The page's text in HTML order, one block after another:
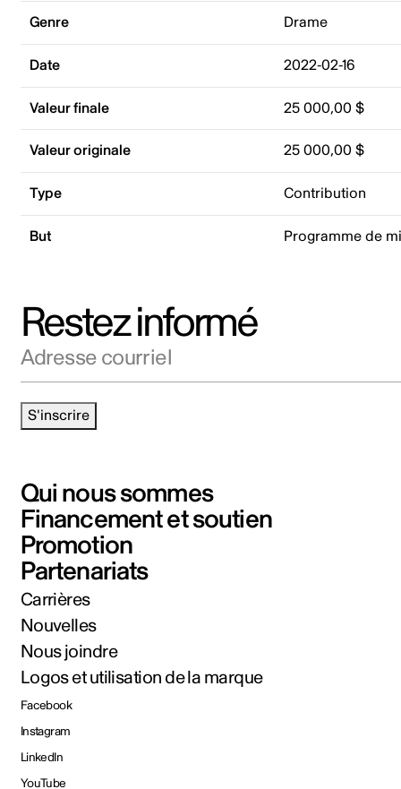
Genre Drame
Date 2022-02-16
Valeur finale 25 000,00 $
Valeur originale 25 000,00 $
Type Contribution
But Programme de
Restez informé
S'inscrire
Qui nous sommes
Financement et soutien
Promotion
Partenariats
Carrières
Nouvelles
Nous joindre
Logos et utilisation de la marque
Facebook
Instagram
LinkedIn
YouTube